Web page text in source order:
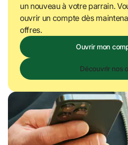
un nouveau à votre parrain.
ouvrir un compte dès
offres.
Ouvrir mon
Découvrir nos